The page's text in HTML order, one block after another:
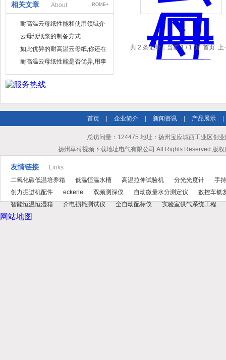
相关文章 About ROME+
耐高温云母纸性能和使用领域介
绍
云母纸纸浆的制备方式
如此优异的耐高温云母纸,你还在
犹豫什么
耐高温云母纸性能是否优异,用事
共 2 条记录，当前 1 / 1 页 首页
首页 企业简介 新闻资讯 产品展示
总访问量：124475 地址：扬州宝应城西工业区创
扬州草莓视频下载地址电气有限公司 All Rights Reserved 版
友情链接
Links
二氧化碳低温培养箱
低温恒温水槽 高温拉伸试验机 分光光度计
手
创力掘进机配件
eckerle 双频测深仪 自动微量水分测定仪
数控车铣
智能恒温恒湿箱
介电损耗测试仪 全自动配标仪 实验室供气系统工程
网站地图